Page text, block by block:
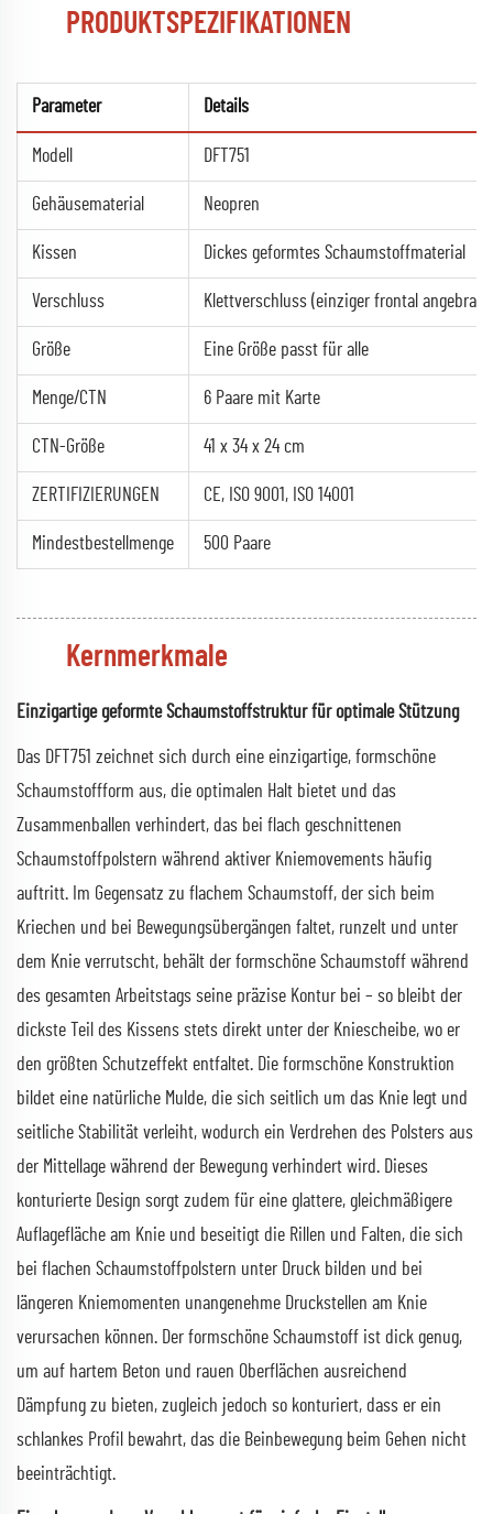
PRODUKTSPEZIFIKATIONEN
Parameter Details
Modell DFT751
Gehäusematerial Neopren
Kissen Dickes geformtes Schaumstoffmaterial
Verschluss Klettverschluss (einziger frontal
Größe Eine Größe passt für alle
Menge/CTN 6 Paare mit Karte
CTN-Größe 41 x 34 x 24 cm
ZERTIFIZIERUNGEN CE, ISO 9001, ISO 14001
Mindestbestellmenge 500 Paare
Kernmerkmale
Einzigartige geformte Schaumstoffstruktur für optimale Stützung
Das DFT751 zeichnet sich durch eine einzigartige, formschöne
Schaumstoffform aus, die optimalen Halt bietet und das
Zusammenballen verhindert, das bei flach geschnittenen
Schaumstoffpolstern während aktiver Kniemovements häufig
auftritt. Im Gegensatz zu flachem Schaumstoff, der sich beim
Kriechen und bei Bewegungsübergängen faltet, runzelt und unter
dem Knie verrutscht, behält der formschöne Schaumstoff während
des gesamten Arbeitstags seine präzise Kontur bei – so bleibt der
dickste Teil des Kissens stets direkt unter der Kniescheibe, wo er
den größten Schutzeffekt entfaltet. Die formschöne Konstruktion
bildet eine natürliche Mulde, die sich seitlich um das Knie legt und
seitliche Stabilität verleiht, wodurch ein Verdrehen des Polsters aus
der Mittellage während der Bewegung verhindert wird. Dieses
konturierte Design sorgt zudem für eine glattere, gleichmäßigere
Auflagefläche am Knie und beseitigt die Rillen und Falten, die sich
bei flachen Schaumstoffpolstern unter Druck bilden und bei
längeren Kniemomenten unangenehme Druckstellen am Knie
verursachen können. Der formschöne Schaumstoff ist dick genug,
um auf hartem Beton und rauen Oberflächen ausreichend
Dämpfung zu bieten, zugleich jedoch so konturiert, dass er ein
schlankes Profil bewahrt, das die Beinbewegung beim Gehen nicht
beeinträchtigt.